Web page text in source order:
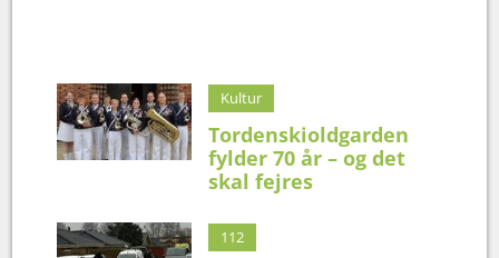
Kultur
Tordenskioldgarden
fylder 70 år – og det
skal fejres
112